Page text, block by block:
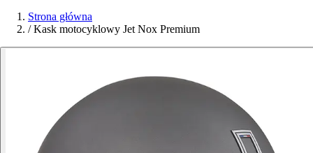
Strona główna
/ Kask motocyklowy Jet Nox Premium